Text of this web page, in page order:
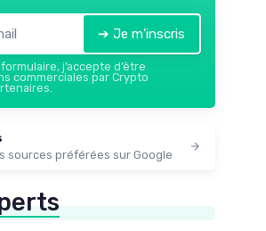
➔ Je m'inscris
j’accepte d’être
commerciales par Crypto
sources préférées sur Google